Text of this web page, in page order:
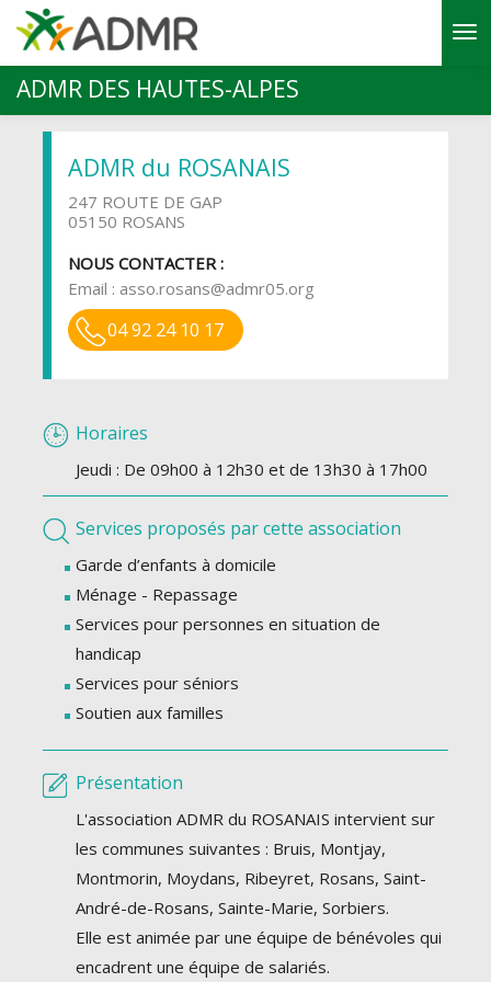
Aller au contenu principal
ADMR DES HAUTES-ALPES
ADMR du ROSANAIS
247 ROUTE DE GAP
05150 ROSANS
NOUS CONTACTER :
Email : asso.rosans@admr05.org
04 92 24 10 17
Horaires
Jeudi : De 09h00 à 12h30 et de 13h30 à 17h00
Services proposés par cette association
Garde d’enfants à domicile
Ménage - Repassage
Services pour personnes en situation de
handicap
Services pour séniors
Soutien aux familles
Présentation
L'association ADMR du ROSANAIS intervient sur
les communes suivantes : Bruis, Montjay,
Montmorin, Moydans, Ribeyret, Rosans, Saint-
André-de-Rosans, Sainte-Marie, Sorbiers.
Elle est animée par une équipe de bénévoles qui
encadrent une équipe de salariés.